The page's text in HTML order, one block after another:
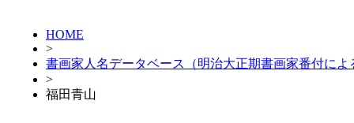
HOME
>
書画家人名データベース（明治大正期書画家番付によ
>
福田青山